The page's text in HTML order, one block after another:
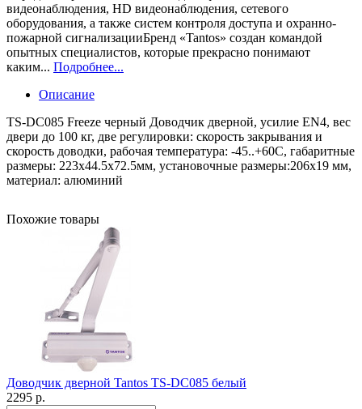
видеонаблюдения, HD видеонаблюдения, сетевого
оборудования, а также систем контроля доступа и охранно-
пожарной сигнализацииБренд «Tantos» создан командой
опытных специалистов, которые прекрасно понимают
каким... Подробнее...
Описание
TS-DC085 Freeze черный Доводчик дверной, усилие EN4, вес
двери до 100 кг, две регулировки: скорость закрывания и
скорость доводки, рабочая температура: -45..+60С, габаритные
размеры: 223х44.5х72.5мм, установочные размеры:206х19 мм,
материал: алюминий
Похожие товары
Доводчик дверной Tantos TS-DC085 белый
2295 р.